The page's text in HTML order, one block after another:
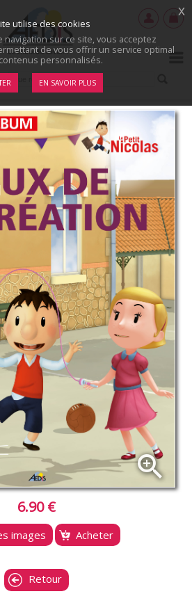
zoom_in
6.90 €
images Acheter
Retour
utilise des cookies
navigation sur ce site, vous acceptez
de vous offrir un service optimal
personnalisés.
EN SAVOIR PLUS
x